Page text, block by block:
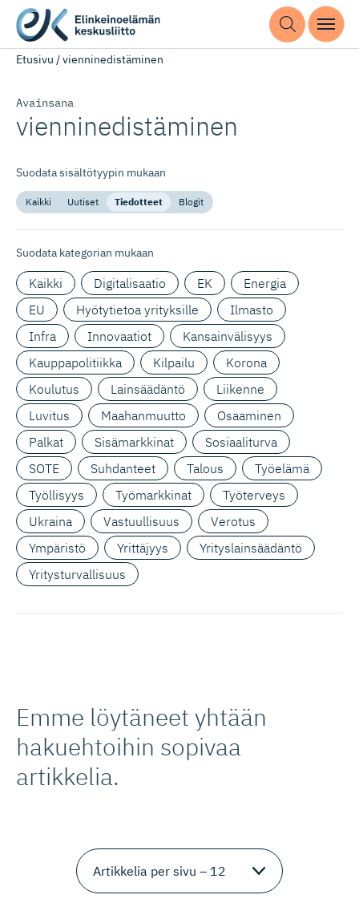
Etusivu /vienninedistäminen
Avainsana
vienninedis­täminen
Suodata sisältötyypin mukaan
Kaikki Uutiset Tiedotteet Blogit
Suodata kategorian mukaan
Kaikki Digitalisaatio EK
Energia
EU
Hyötytietoa yrityksille
Ilmasto
Infra
Innovaatiot
Kansainvälisyys
Kauppapolitiikka
Kilpailu
Korona
Koulutus
Lainsäädäntö
Liikenne
Luvitus
Maahanmuutto
Osaaminen
Palkat
Sisämarkkinat
Sosiaaliturva
SOTE
Suhdanteet Talous
Työelämä
Työllisyys
Työmarkkinat
Työterveys
Ukraina
Vastuullisuus
Verotus
Ympäristö
Yrittäjyys
Yrityslainsäädäntö
Yritysturvallisuus
Emme löytäneet yhtään
hakuehtoihin sopivaa
artikkelia.